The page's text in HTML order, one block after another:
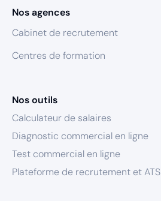
Nos agences
Cabinet de recrutement
Centres de formation
Nos outils
Calculateur de salaires
Diagnostic commercial en ligne
Test commercial en ligne
Plateforme de recrutement et ATS